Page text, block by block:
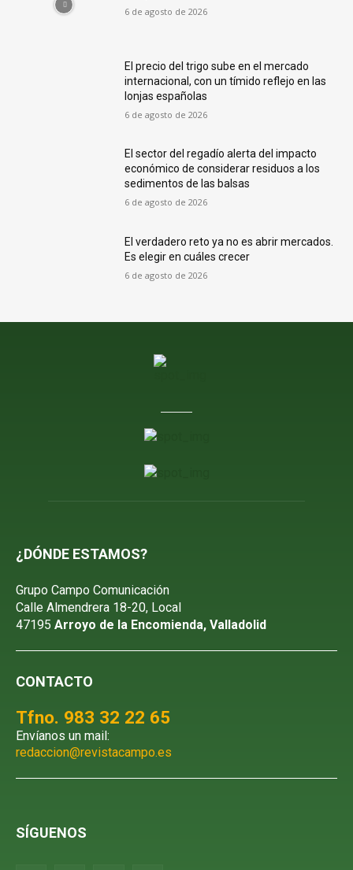
6 de agosto de 2026
El precio del trigo sube en el mercado
internacional, con un tímido reflejo en las
lonjas españolas
6 de agosto de 2026
El sector del regadío alerta del impacto
económico de considerar residuos a los
sedimentos de las balsas
6 de agosto de 2026
El verdadero reto ya no es abrir mercados.
Es elegir en cuáles crecer
6 de agosto de 2026
¿DÓNDE ESTAMOS?
Grupo Campo Comunicación
Calle Almendrera 18-20, Local
47195 Arroyo de la Encomienda, Valladolid
CONTACTO
Tfno. 983 32 22 65
Envíanos un mail:
redaccion@revistacampo.es
SÍGUENOS